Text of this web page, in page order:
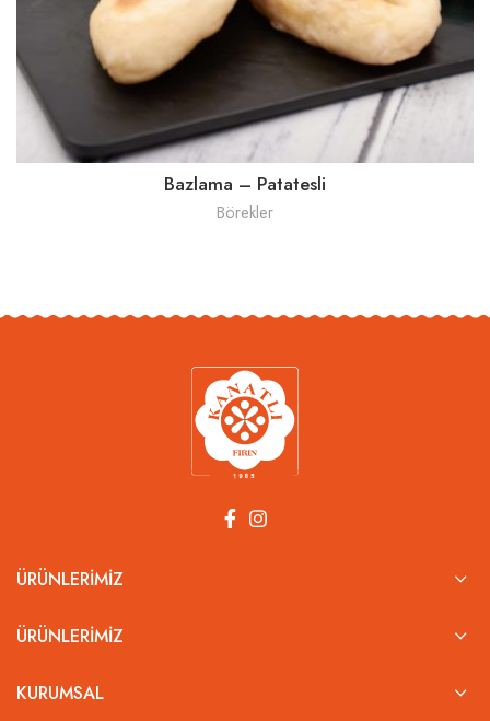
Bazlama – Patatesli
Börekler
ÜRÜNLERIMIZ
ÜRÜNLERIMIZ
KURUMSAL